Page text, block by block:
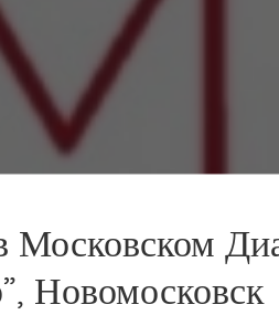
Новомосковск